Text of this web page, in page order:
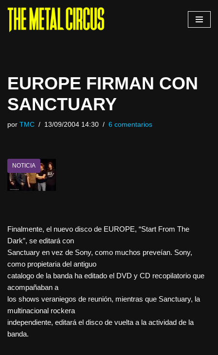
Saltar
EUROPE FIRMAN CON
SANCTUARY
por TMC 13/09/2004 14:30 6 comentarios
NOTICIA
Finalmente, el nuevo disco de EUROPE, “Start From The
Dark”, se editará con
Sanctuary en vez de Sony, como muchos preveían. Sony,
como propietaria del antiguo
catalogo de la banda ha editado el DVD y CD recopilatorio que
acompañaban a
los shows veraniegos de reunión, mientras que Sanctuary, la
multinacional rockera
independiente, editará el disco de vuelta a la actividad de la
banda.